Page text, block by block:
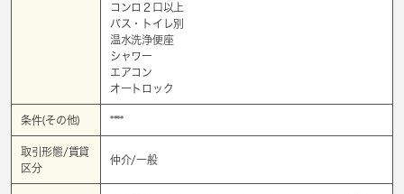
コンロ２口以上
バス・トイレ別
温水洗浄便座
シャワー
エアコン
オートロック
条件(その他) ****
取引形態/賃貸
区分
仲介/一般